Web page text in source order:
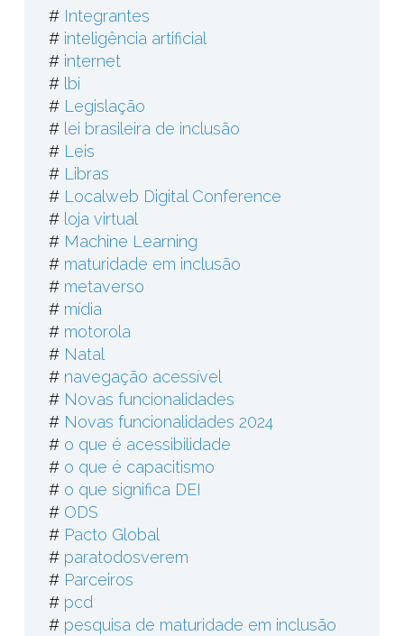
# Integrantes
# inteligência artificial
# internet
# lbi
# Legislação
# lei brasileira de inclusão
# Leis
# Libras
# Localweb Digital Conference
# loja virtual
# Machine Learning
# maturidade em inclusão
# metaverso
# mídia
# motorola
# Natal
# navegação acessível
# Novas funcionalidades
# Novas funcionalidades 2024
# o que é acessibilidade
# o que é capacitismo
# o que significa DEI
# ODS
# Pacto Global
# paratodosverem
# Parceiros
# pcd
# pesquisa de maturidade em inclusão